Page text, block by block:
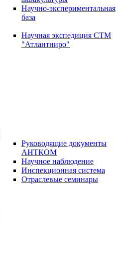
Научно-экспериментальная
база
Научная экспедиция СТМ
"Атлантниро"
Руководящие документы
АНТКОМ
Научное наблюдение
Инспекционная система
Отраслевые семинары